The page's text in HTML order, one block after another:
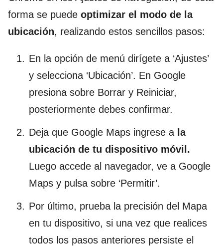
forma se puede optimizar el modo de la
ubicación, realizando estos sencillos pasos:
En la opción de menú dirígete a ‘Ajustes’
y selecciona ‘Ubicación’. En Google
presiona sobre Borrar y Reiniciar,
posteriormente debes confirmar.
Deja que Google Maps ingrese a la
ubicación de tu dispositivo móvil.
Luego accede al navegador, ve a Google
Maps y pulsa sobre ‘Permitir’.
Por último, prueba la precisión del Mapa
en tu dispositivo, si una vez que realices
todos los pasos anteriores persiste el